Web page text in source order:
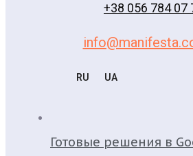
+38 056 784 07
Готовые решения в